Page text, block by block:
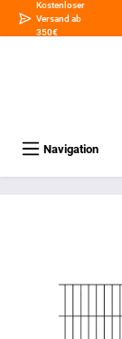
Kostenloser
Versand ab
350€
Navigation